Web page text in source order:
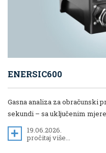
ENERSIC600
Gasna analiza za obračunski
sekundi – sa uključenim
19.06.2026.
pročitaj više...